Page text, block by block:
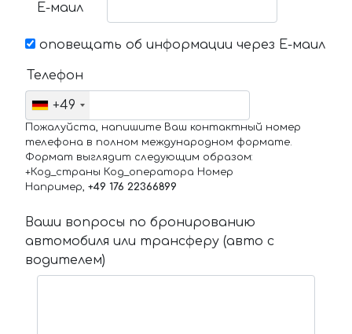
Е-маил
оповещать об информации через Е-маил
Телефон
+49
Пожалуйста, напишите Ваш контактный номер
телефона в полном международном формате.
Формат выглядит следующим образом:
+Код_страны Код_оператора Номер
Например, +49 176 22366899
Ваши вопросы по бронированию
автомобиля или трансферу (авто с
водителем)